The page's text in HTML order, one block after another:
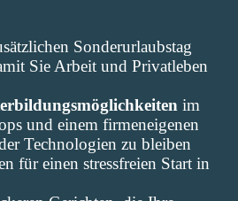
Sonderurlaubstag
Sie Arbeit und Privatleben
im
und einem firmeneigenen
Technologien zu bleiben
für einen stressfreien Start in